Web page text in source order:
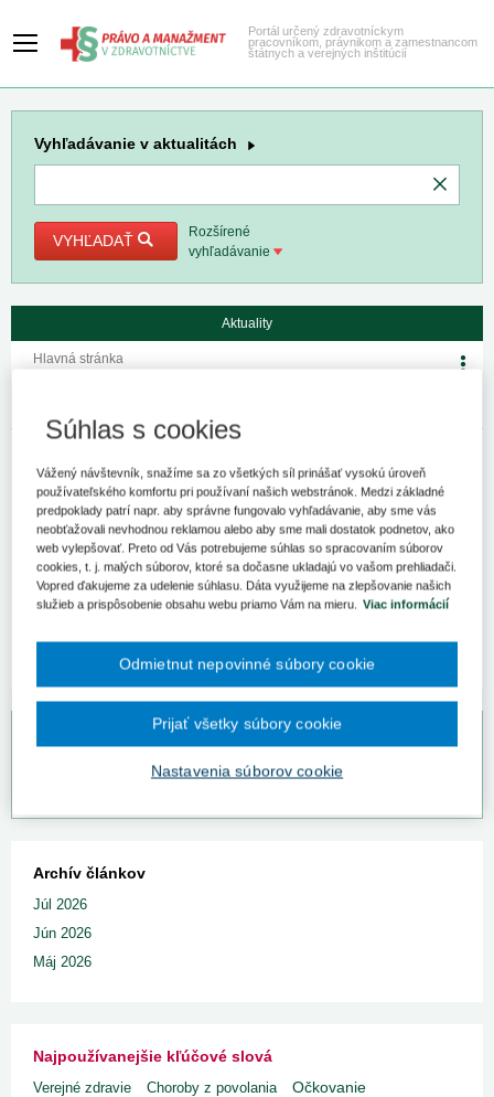
Portál určený zdravotníckym
pracovníkom, právnikom a zamestnancom
štátnych a verejných inštitúcií
Vyhľadávanie v aktualitách
VYHĽADAŤ
Rozšírené
vyhľadávanie
Aktuality
Hlavná stránka
Úrad pre dohľad nad zdravotnou starostlivosťou Slovenskej
republiky zverejnil dňa 9. augusta 2023 Vestník č. 11
obsahujúci platobnú schopnosť zdravotných poisťovní za
mesiac jún 2023 a predbežné neauditované výsledky ich
hospodárenia k 30. júnu 2023.
Bezplatný odpovedný servis pre predplatiteľov
Archív článkov
Júl 2026
Jún 2026
Máj 2026
Najpoužívanejšie kľúčové slová
Verejné zdravie Choroby z povolania
Očkovanie
Súhlas s cookies
Vážený návštevník, snažíme sa zo všetkých síl prinášať vysokú úroveň
používateľského komfortu pri používaní našich webstránok. Medzi základné
predpoklady patrí napr. aby správne fungovalo vyhľadávanie, aby sme vás
neobťažovali nevhodnou reklamou alebo aby sme mali dostatok podnetov, ako
web vylepšovať. Preto od Vás potrebujeme súhlas so spracovaním súborov
cookies, t. j. malých súborov, ktoré sa dočasne ukladajú vo vašom prehliadači.
Vopred ďakujeme za udelenie súhlasu. Dáta využijeme na zlepšovanie našich
služieb a prispôsobenie obsahu webu priamo Vám na mieru. Viac informácií
Nastavenia súborov cookie
Odmietnut nepovinné súbory cookie
Prijať všetky súbory cookie